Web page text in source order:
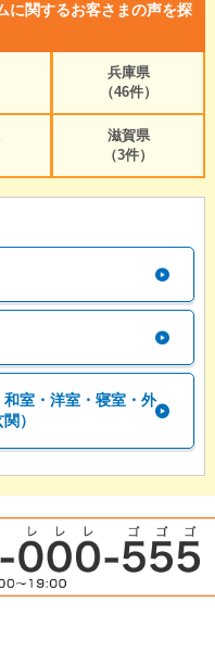
に関するお客さまの声を探
兵庫県
（46件）
滋賀県
（3件）
室・洋室・寝室・外
）